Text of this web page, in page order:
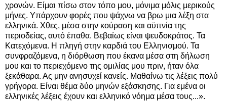
χρονών. Είμαι πίσω στον τόπο μου, μόνιμα μόλις μερικούς
μήνες. Υπάρχουν φορές που ψάχνω να βρω μια λέξη στα
ελληνικά. Χθες, μέσα στην κούραση και αϋπνία της
περιοδείας, αυτό έπαθα. Βεβαίως είναι ψευδοκράτος. Τα
Κατεχόμενα. Η πληγή στην καρδιά του Ελληνισμού. Τα
συνφραζόμενα, η διόρθωση που έκανα μέσα στη δήλωση
μου και το περιεχόμενο της ομιλίας μου πριν, ήταν όλα
ξεκάθαρα. Ας μην ανησυχεί κανείς. Μαθαίνω τις λέξεις πολύ
γρήγορα. Είναι θέμα δύο μηνών εξάσκησης. Για εμένα οι
ελληνικές λέξεις έχουν και ελληνικό νόημα μέσα τους...».